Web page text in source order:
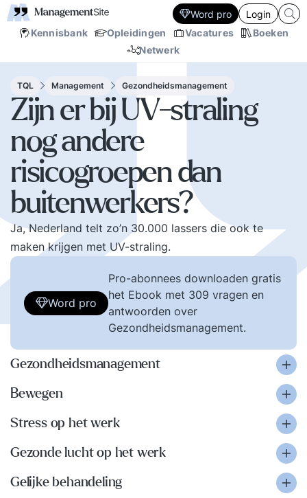
Kennisbank Opleidingen Vacatures
Boeken
Netwerk
Word pro Login
TQL Management Gezondheidsmanagement
Zijn er bij UV-straling
nog andere
risicogroepen dan
buitenwerkers?
Ja, Nederland telt zo’n 30.000 lassers die ook te
maken krijgen met UV-straling.
Word pro
Pro-abonnees downloaden gratis
het Ebook met 309 vragen en
antwoorden over
Gezondheidsmanagement.
Gezondheidsmanagement
Bewegen
Stress op het werk
Gezonde lucht op het werk
Gelijke behandeling